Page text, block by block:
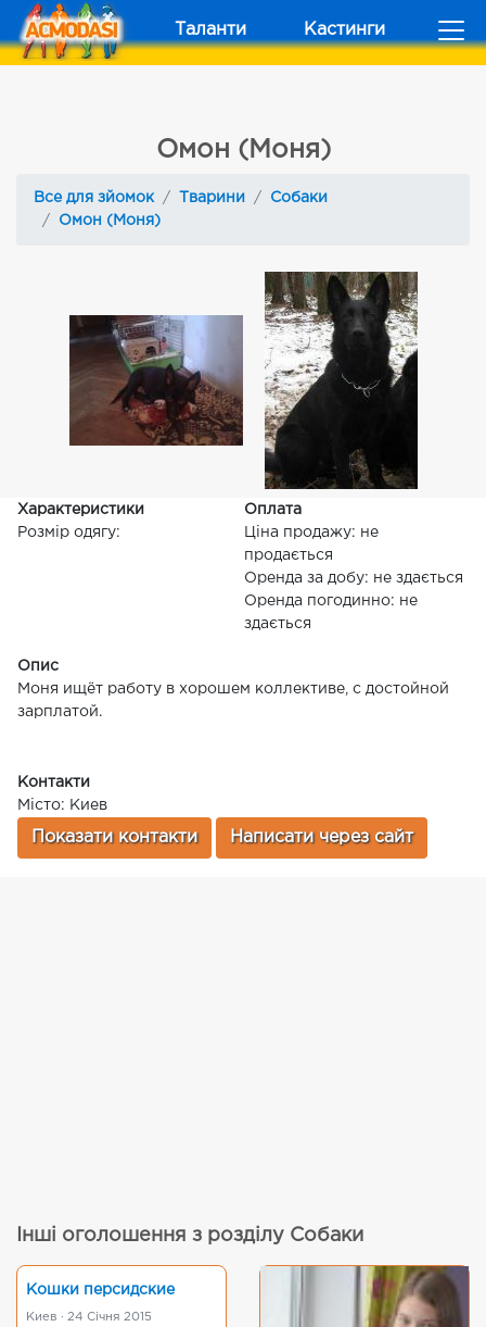
Таланти Кастинги
Омон (Моня)
Все для зйомок Тварини
Собаки
Омон (Моня)
Характеристики
Розмір одягу:
Оплата
Ціна продажу: не
продається
Оренда за добу: не здається
Оренда погодинно: не
здається
Опис
Моня ищёт работу в хорошем коллективе, с достойной
зарплатой.
Контакти
Місто: Киев
Показати контакти Написати через сайт
Інші оголошення з розділу Собаки
Кошки персидские
Киев · 24 Січня 2015